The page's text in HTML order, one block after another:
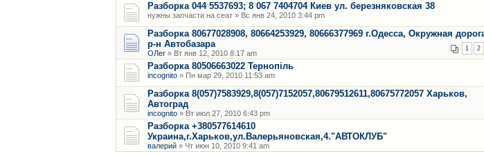
Разборка 044 5537693; 8 067 7404704 Киев ул. березняковская 38
нужны запчасти на сеат » Вс янв 24, 2010 3:44 pm
Разборка 80677028908, 80664253929, 80666377969 г.Одесса, Окружная
р-н Автобазара
1 2
ОЛег » Вт янв 12, 2010 8:17 am
Разборка 80506663022 Тернопіль
incognito » Пн мар 29, 2010 11:53 am
Разборка 8(057)7583929,8(057)7152057,80679512611,80675772057 Харьков,
Автоград
incognito » Вт июл 27, 2010 6:43 pm
Разборка +380577614610
Украина,г.Харьков,ул.Валерьяновская,4."АВТОКЛУБ"
валерий » Чт июн 10, 2010 9:41 am